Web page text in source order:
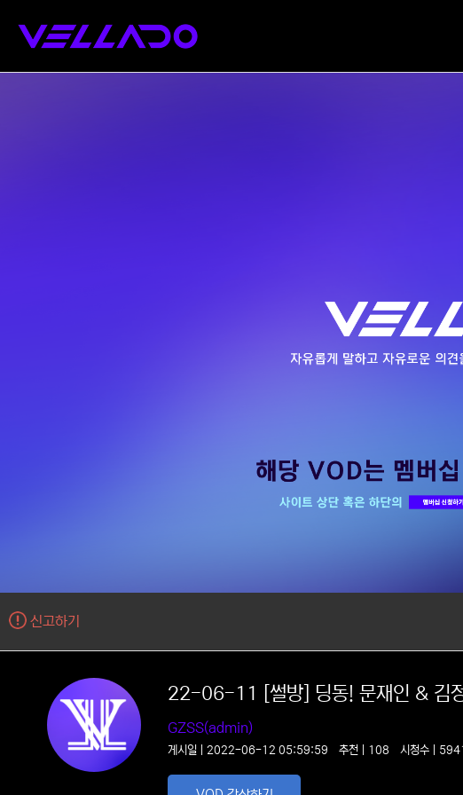
신고하기
22-06-11 [썰방] 딩동! 문재인 & 김정숙
쳐웃을 코미디 ㅅㅂ
GZSS(admin)
게시일 | 2022-06-12 05:59:59 추천 | 108 시청수 | 5941